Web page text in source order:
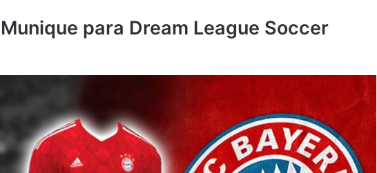
para Dream League Soccer